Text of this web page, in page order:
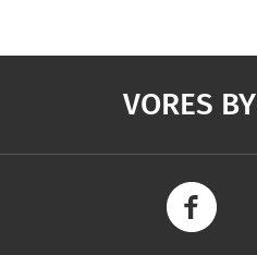
VORES BY